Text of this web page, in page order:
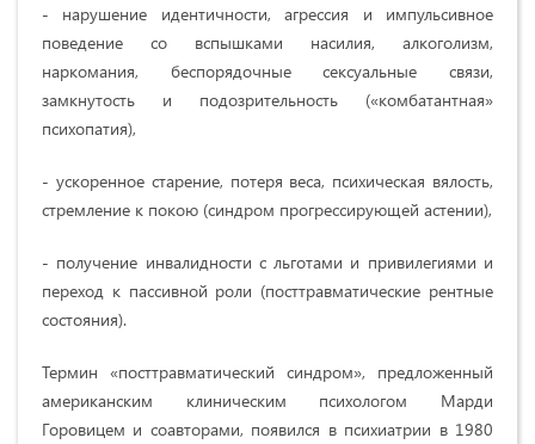
- нарушение идентичности, агрессия и импульсивное
поведение со вспышками насилия, алкоголизм,
наркомания, беспорядочные сексуальные связи,
замкнутость и подозрительность («комбатантная»
психопатия),
- ускоренное старение, потеря веса, психическая вялость,
стремление к покою (синдром прогрессирующей астении),
- получение инвалидности с льготами и привилегиями и
переход к пассивной роли (посттравматические рентные
состояния).
Термин «посттравматический синдром», предложенный
американским клиническим психологом Марди
Горовицем и соавторами, появился в психиатрии в 1980